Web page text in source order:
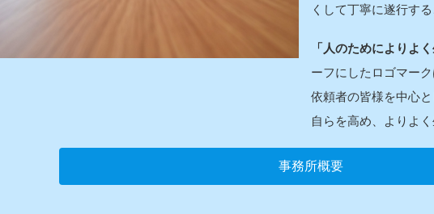
くして丁寧に遂行す
「人のためによりよく
ーフにしたロゴマー
依頼者の皆様を中心
自らを高め、よりよ
事務所概要